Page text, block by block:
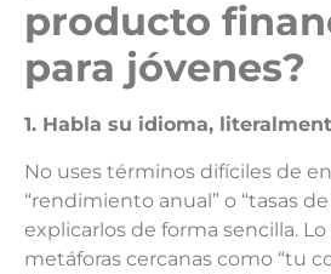
producto
para jóvenes?
1. Habla su idioma,
No uses términos difíciles de
“rendimiento anual” o “tasas
explicarlos de forma sencilla.
metáforas cercanas como “tu